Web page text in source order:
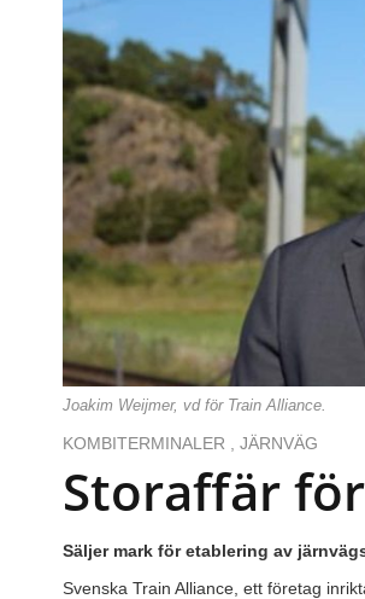
Joakim Weijmer, vd för Train Alliance.
KOMBITERMINALER JÄRNVÄG
Storaffär
Säljer mark för etablering av
Svenska Train Alliance, ett företag